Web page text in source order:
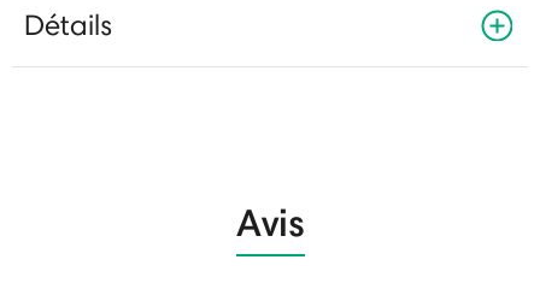
Détails
Avis